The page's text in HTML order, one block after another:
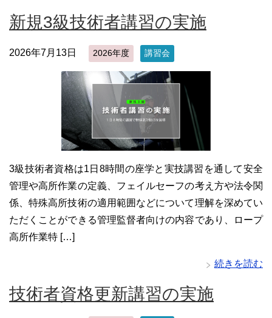
新規3級技術者講習の実施
2026年7月13日 2026年度 講習会
3級技術者資格は1日8時間の座学と実技講習を通して安全
管理や高所作業の定義、フェイルセーフの考え方や法令関
係、特殊高所技術の適用範囲などについて理解を深めてい
ただくことができる管理監督者向けの内容であり、ロープ
高所作業特 […]
続きを読む
技術者資格更新講習の実施